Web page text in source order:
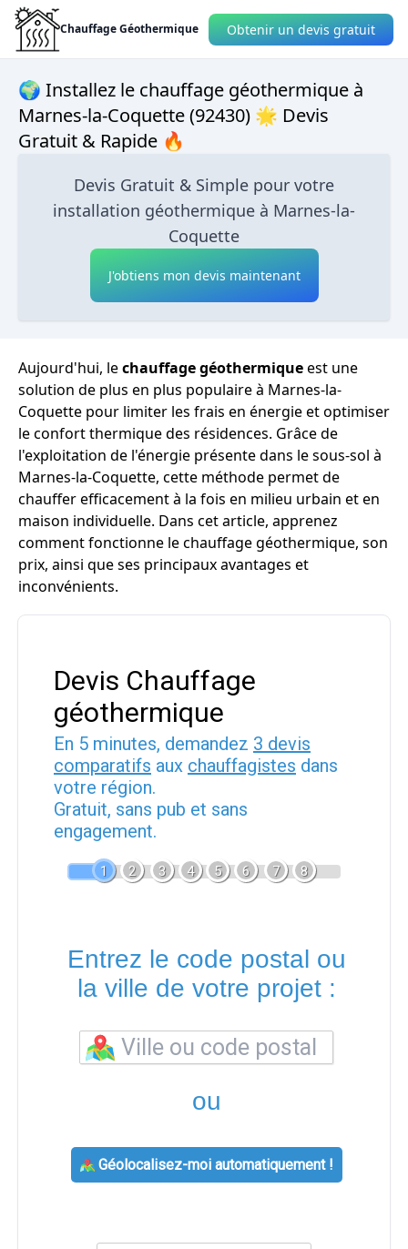
Chauffage Géothermique Obtenir un devis gratuit
🌍 Installez le chauffage géothermique à
Marnes-la-Coquette (92430) 🌟 Devis
Gratuit & Rapide 🔥
Devis Gratuit & Simple pour votre
installation géothermique à Marnes-la-
Coquette
J'obtiens mon devis maintenant
Aujourd'hui, lechauffage géothermiqueest une
solution de plus en plus populaire à Marnes-la-
Coquette pour limiter les frais en énergie et optimiser
le confort thermique des résidences. Grâce de
l'exploitation de l'énergie présente dans le sous-sol à
Marnes-la-Coquette, cette méthode permet de
chauffer efficacement à la fois en milieu urbain et en
maison individuelle. Dans cet article, apprenez
comment fonctionne le chauffage géothermique, son
prix, ainsi que ses principaux avantages et
inconvénients.
Devis Chauffage
géothermique
En 5 minutes, demandez 3 devis
comparatifs aux chauffagistes dans
votre région.
Gratuit, sans pub et sans
engagement.
1 2 3 4 5 6 7 8
Entrez le code postal ou
la ville de votre projet :
ou
Géolocalisez-moi automatiquement !